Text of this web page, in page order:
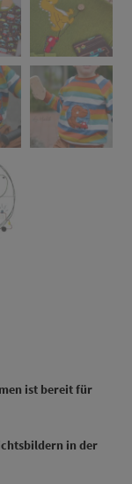
ist bereit für
in der